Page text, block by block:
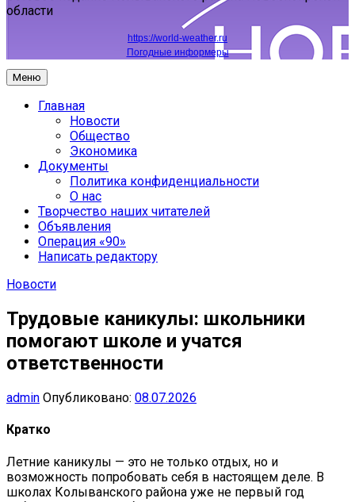
области
https://world-weather.ru
Погодные информеры
Меню
Главная
Новости
Общество
Экономика
Документы
Политика конфиденциальности
О нас
Творчество наших читателей
Объявления
Операция «90»
Написать редактору
Новости
Трудовые каникулы: школьники
помогают школе и учатся
ответственности
admin Опубликовано: 08.07.2026
Кратко
Летние каникулы — это не только отдых, но и
возможность попробовать себя в настоящем деле. В
школах Колыванского района уже не первый год